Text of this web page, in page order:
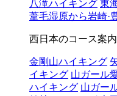
八滝ハイキング 東
葦毛湿原から岩崎·
西日本のコース案
金剛山ハイキング
イキング 山ガール
ハイキング 山ガー